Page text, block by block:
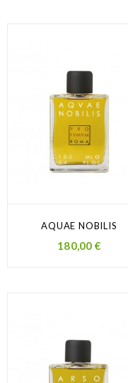
AQUAE NOBILIS
Prezzo
180,00 €